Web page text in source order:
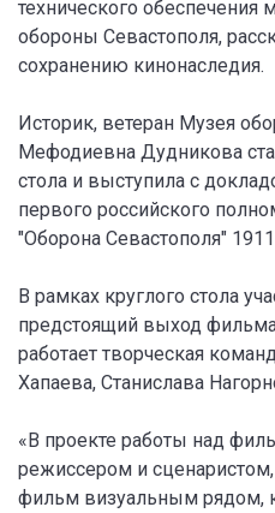
технического обеспечения
обороны Севастополя,
сохранению кинонаследия.
Историк, ветеран Музея
Мефодиевна Дудникова
стола и выступила с
первого российского
"Оборона Севастополя" 1911
В рамках круглого стола
предстоящий выход
работает творческая
Хапаева, Станислава
«В проекте работы над
режиссером и
фильм визуальным рядом,